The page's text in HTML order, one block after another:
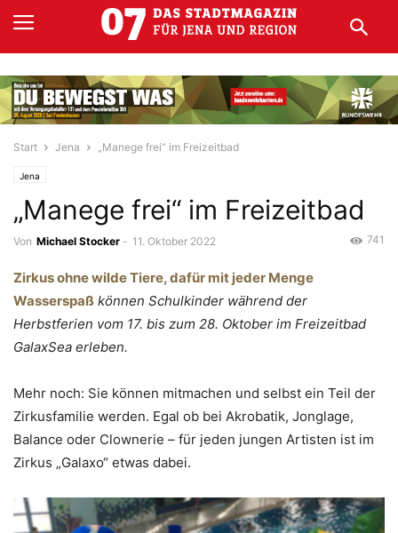
Start Jena „Manege frei“ im Freizeitbad
Jena
„Manege frei“ im Freizeitbad
Von Michael Stocker - 11. Oktober 2022 741
Zirkus ohne wilde Tiere, dafür mit jeder Menge
Wasserspaß können Schulkinder während der
Herbstferien vom 17. bis zum 28. Oktober im Freizeitbad
GalaxSea erleben.
Mehr noch: Sie können mitmachen und selbst ein Teil der
Zirkusfamilie werden. Egal ob bei Akrobatik, Jonglage,
Balance oder Clownerie – für jeden jungen Artisten ist im
Zirkus „Galaxo“ etwas dabei.